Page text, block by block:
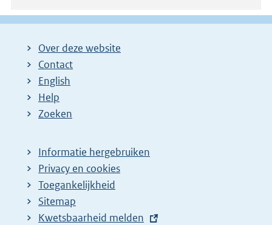
Over deze website
Contact
English
Help
Zoeken
Informatie hergebruiken
Privacy en cookies
Toegankelijkheid
Sitemap
E
Kwetsbaarheid melden